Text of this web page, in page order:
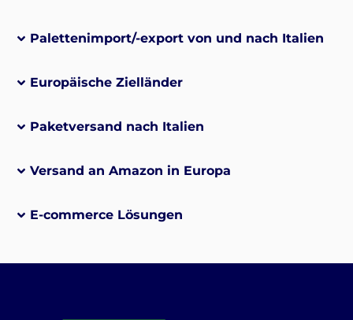
Palettenimport/-export von und nach Italien
Europäische Zielländer
Paketversand nach Italien
Versand an Amazon in Europa
E-commerce Lösungen